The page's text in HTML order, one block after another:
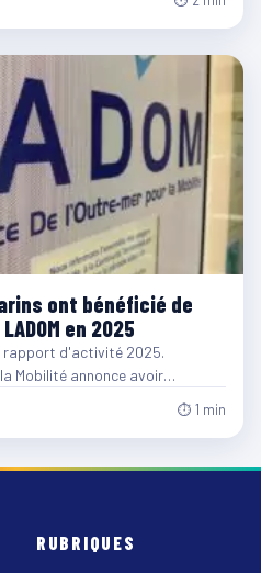
ont bénéficié de
en 2025
rapport d'activité 2025.
Mobilité annonce avoir…
⏱ 1 min
RUBRIQUES